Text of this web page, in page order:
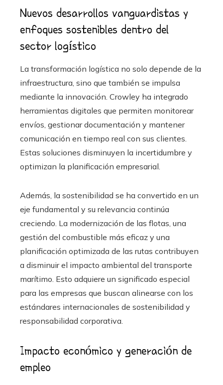
Nuevos desarrollos vanguardistas y
enfoques sostenibles dentro del
sector logístico
La transformación logística no solo depende de la
infraestructura, sino que también se impulsa
mediante la innovación. Crowley ha integrado
herramientas digitales que permiten monitorear
envíos, gestionar documentación y mantener
comunicación en tiempo real con sus clientes.
Estas soluciones disminuyen la incertidumbre y
optimizan la planificación empresarial.
Además, la sostenibilidad se ha convertido en un
eje fundamental y su relevancia continúa
creciendo. La modernización de las flotas, una
gestión del combustible más eficaz y una
planificación optimizada de las rutas contribuyen
a disminuir el impacto ambiental del transporte
marítimo. Esto adquiere un significado especial
para las empresas que buscan alinearse con los
estándares internacionales de sostenibilidad y
responsabilidad corporativa.
Impacto económico y generación de
empleo